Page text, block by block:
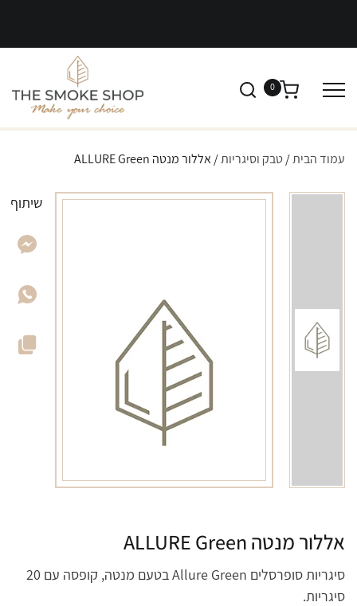
0
עמוד הבית/טבק וסיגריות/ אללור מנטה ALLURE Green
אללור מנטה ALLURE Green
סיגריות סופרסלים Allure Green בטעם מנטה, קופסה עם 20
סיגריות.
שיתוף